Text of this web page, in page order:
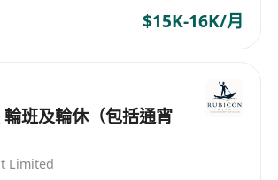
$15K-16K/月
班及輪休（包括通宵
Limited